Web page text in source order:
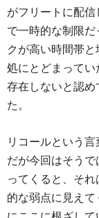
がフリートに配
で一時的な制限
クが高い時間帯
処にとどまって
存在しないと認
た。
リコールという言
だが今回はそう
ってくると、そ
的な弱点に見え